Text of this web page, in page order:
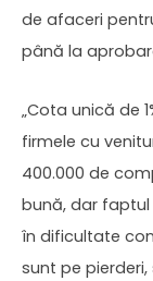
de afaceri
până la
„Cota unică de
firmele cu
400.000 de
bună, dar
în dificultate
sunt pe